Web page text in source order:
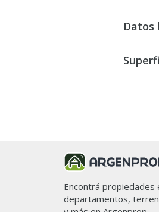
Datos
Encontrá propiedades
departamentos,